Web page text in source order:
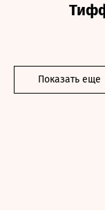
Показать еще